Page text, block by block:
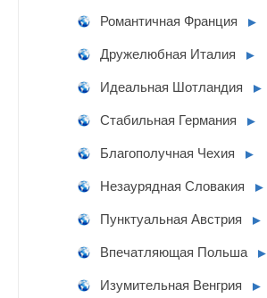
Романтичная Франция ►
Дружелюбная Италия ►
Идеальная Шотландия ►
Стабильная Германия ►
Благополучная Чехия ►
Незаурядная Словакия ►
Пунктуальная Австрия ►
Впечатляющая Польша ►
Изумительная Венгрия ►